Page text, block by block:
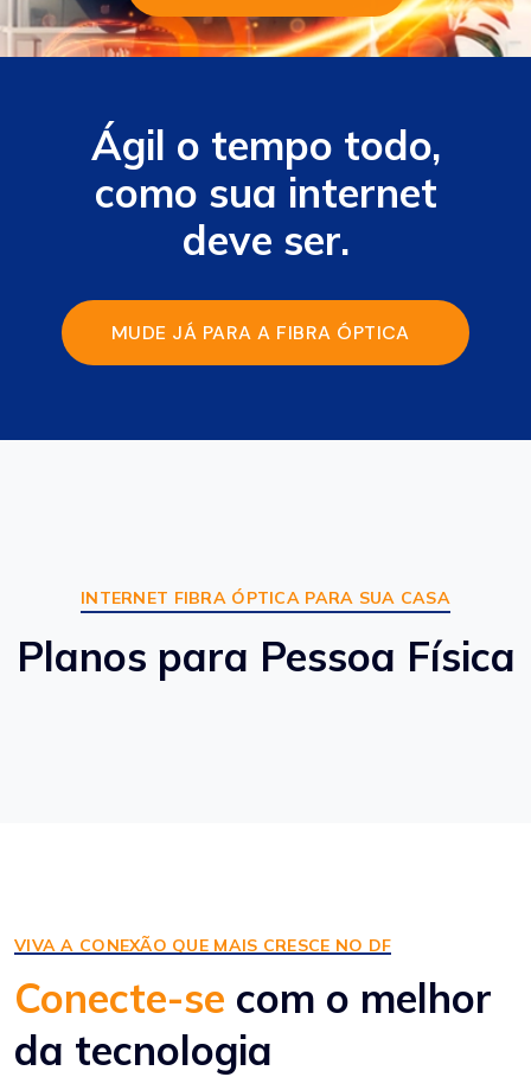
Ágil o tempo todo,
como sua internet
deve ser.
MUDE JÁ PARA A FIBRA ÓPTICA
INTERNET FIBRA ÓPTICA PARA SUA CASA
Planos para Pessoa Física
VIVA A CONEXÃO QUE MAIS CRESCE NO DF
Conecte-se com o melhor
da tecnologia